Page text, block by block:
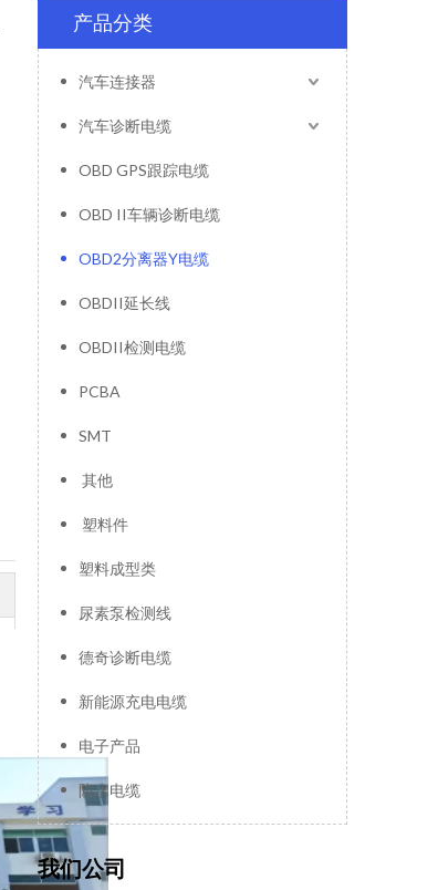
产品分类
汽车连接器
汽车诊断电缆
OBD GPS跟踪电缆
OBD II车辆诊断电缆
OBD2分离器Y电缆
OBDII延长线
OBDII检测电缆
PCBA
SMT
其他
塑料件
塑料成型类
尿素泵检测线
德奇诊断电缆
新能源充电电缆
电子产品
防水电缆
我们公司